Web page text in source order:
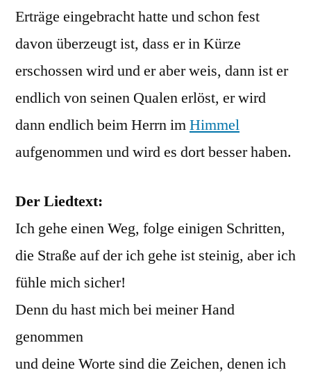
Erträge eingebracht hatte und schon fest
davon überzeugt ist, dass er in Kürze
erschossen wird und er aber weis, dann ist er
endlich von seinen Qualen erlöst, er wird
dann endlich beim Herrn imHimmel
aufgenommen und wird es dort besser haben.
Der Liedtext:
Ich gehe einen Weg, folge einigen Schritten,
die Straße auf der ich gehe ist steinig, aber ich
fühle mich sicher!
Denn du hast mich bei meiner Hand
genommen
und deine Worte sind die Zeichen, denen ich